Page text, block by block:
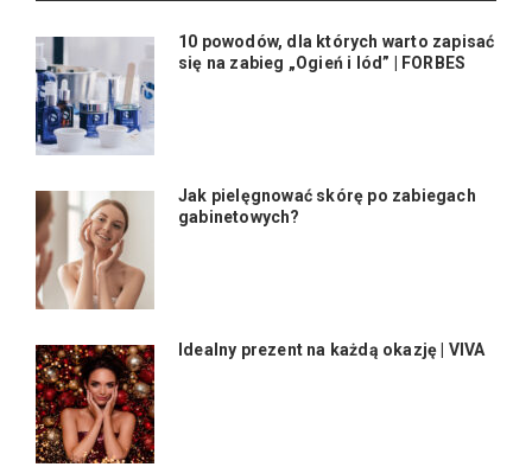
10 powodów, dla których warto zapisać
się na zabieg „Ogień i lód” | FORBES
Jak pielęgnować skórę po zabiegach
gabinetowych?
Idealny prezent na każdą okazję | VIVA